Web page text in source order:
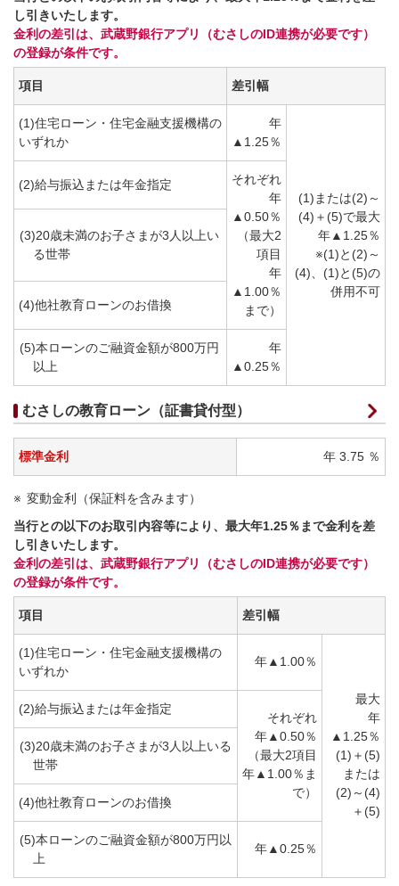
し引きいたします。
金利の差引は、武蔵野銀行アプリ（むさしのID連携が必要です）
の登録が条件です。
項目 差引幅
(1)住宅ローン・住宅金融支援機構の
いずれか
年
▲1.25％
(1)または(2)～
(4)＋(5)で最大
年▲1.25％
※(1)と(2)～
(4)、(1)と(5)の
併用不可
(2)給与振込または年金指定
それぞれ
年
▲0.50％
（最大2
項目
年
▲1.00％
まで）
(3)20歳未満のお子さまが3人以上い
る世帯
(4)他社教育ローンのお借換
(5)本ローンのご融資金額が800万円
以上
年
▲0.25％
むさしの教育ローン（証書貸付型）
標準金利 年 3.75 ％
変動金利（保証料を含みます）
当行との以下のお取引内容等により、最大年1.25％まで金利を差
し引きいたします。
金利の差引は、武蔵野銀行アプリ（むさしのID連携が必要です）
の登録が条件です。
項目 差引幅
(1)住宅ローン・住宅金融支援機構の
いずれか
年▲1.00％
最大
年
▲1.25％
(1)＋(5)
または
(2)～(4)
＋(5)
(2)給与振込または年金指定
それぞれ
年▲0.50％
（最大2項目
年▲1.00％ま
で）
(3)20歳未満のお子さまが3人以上いる
世帯
(4)他社教育ローンのお借換
(5)本ローンのご融資金額が800万円以
上
年▲0.25％